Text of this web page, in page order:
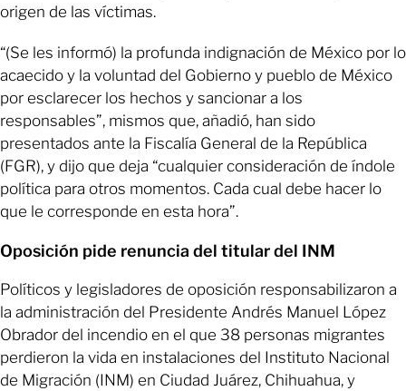
origen de las víctimas.
“(Se les informó) la profunda indignación de México por lo
acaecido y la voluntad del Gobierno y pueblo de México
por esclarecer los hechos y sancionar a los
responsables”, mismos que, añadió, han sido
presentados ante la Fiscalía General de la República
(FGR), y dijo que deja “cualquier consideración de índole
política para otros momentos. Cada cual debe hacer lo
que le corresponde en esta hora”.
Oposición pide renuncia del titular del INM
Políticos y legisladores de oposición responsabilizaron a
la administración del Presidente Andrés Manuel López
Obrador del incendio en el que 38 personas migrantes
perdieron la vida en instalaciones del Instituto Nacional
de Migración (INM) en Ciudad Juárez, Chihuahua, y